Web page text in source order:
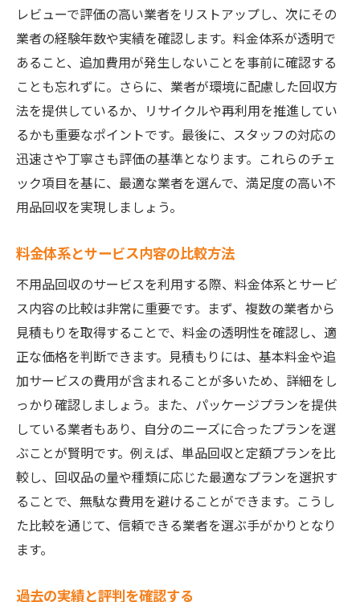
レビューで評価の高い業者をリストアップし、次にその
業者の経験年数や実績を確認します。料金体系が透明で
あること、追加費用が発生しないことを事前に確認する
ことも忘れずに。さらに、業者が環境に配慮した回収方
法を提供しているか、リサイクルや再利用を推進してい
るかも重要なポイントです。最後に、スタッフの対応の
迅速さや丁寧さも評価の基準となります。これらのチェ
ック項目を基に、最適な業者を選んで、満足度の高い不
用品回収を実現しましょう。
料金体系とサービス内容の比較方法
不用品回収のサービスを利用する際、料金体系とサービ
ス内容の比較は非常に重要です。まず、複数の業者から
見積もりを取得することで、料金の透明性を確認し、適
正な価格を判断できます。見積もりには、基本料金や追
加サービスの費用が含まれることが多いため、詳細をし
っかり確認しましょう。また、パッケージプランを提供
している業者もあり、自分のニーズに合ったプランを選
ぶことが賢明です。例えば、単品回収と定額プランを比
較し、回収品の量や種類に応じた最適なプランを選択す
ることで、無駄な費用を避けることができます。こうし
た比較を通じて、信頼できる業者を選ぶ手がかりとなり
ます。
過去の実績と評判を確認する